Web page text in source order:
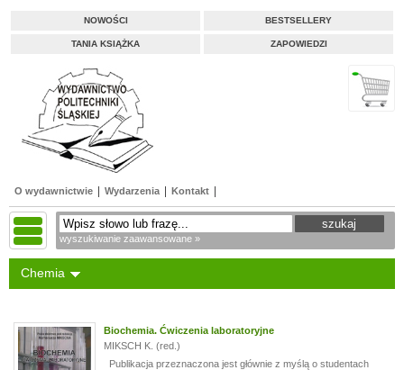
NOWOŚCI BESTSELLERY
TANIA KSIĄŻKA ZAPOWIEDZI
O wydawnictwie Wydarzenia Kontakt
wyszukiwanie zaawansowane »
Chemia
Biochemia. Ćwiczenia laboratoryjne
MIKSCH K. (red.)
Publikacja przeznaczona jest głównie z myślą o studentach